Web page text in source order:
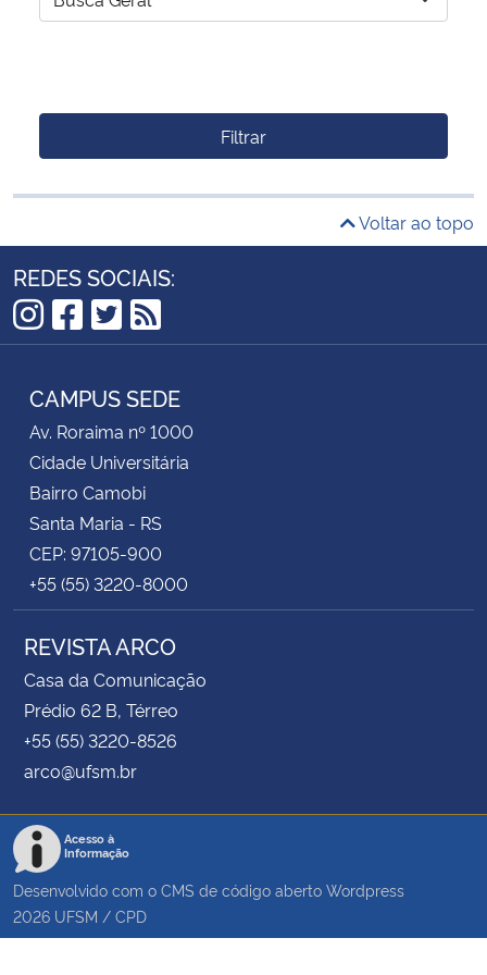
Filtrar
Voltar ao topo
REDES SOCIAIS:
Instagram
Facebook
Twitter
RSS
CAMPUS SEDE
Av. Roraima nº 1000
Cidade Universitária
Bairro Camobi
Santa Maria - RS
CEP: 97105-900
+55 (55) 3220-8000
REVISTA ARCO
Casa da Comunicação
Prédio 62 B, Térreo
+55 (55) 3220-8526
arco@ufsm.br
Acesso à
Informação
Desenvolvido com o CMS de código aberto Wordpress
2026 UFSM / CPD